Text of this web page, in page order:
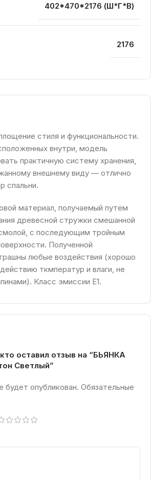
стиля и функциональности.
внутри, модель
практичную систему хранения,
внешнему виду — отлично
спальни.
материал, получаемый путем
древесной стружки смешанной
с последующим тройным
Полученной
любые воздействия (хорошо
ткмператур и влаги, не
Класс эмиссии Е1.
402*470*2176 (Ш*Г*В)
2176
оставил отзыв на “БЬЯНКА
Светлый”
будет опубликован. Обязательные